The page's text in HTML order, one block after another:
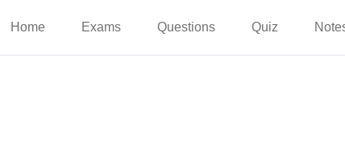
Home Exams Questions Quiz